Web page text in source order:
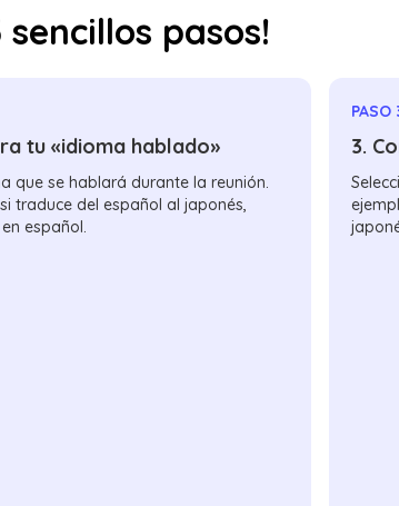
sencillos pasos!
tu «idioma hablado»
que se hablará durante la reunión.
traduce del español al japonés,
español.
PASO
3.